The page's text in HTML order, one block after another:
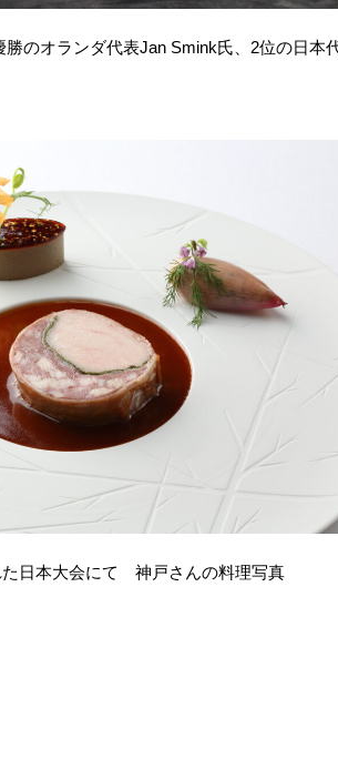
のオランダ代表Jan Smink氏、2位の日本
た日本大会にて 神戸さんの料理写真